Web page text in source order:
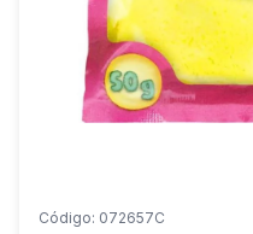
Código: 072657C